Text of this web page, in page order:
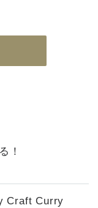
！
Craft Curry